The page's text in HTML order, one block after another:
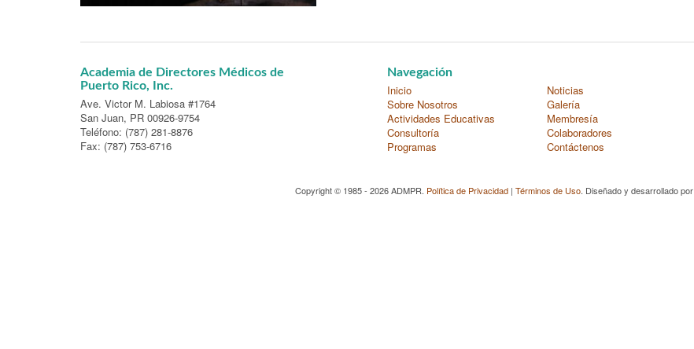
Academia de Directores Médicos de
Puerto Rico, Inc.
Ave. Victor M. Labiosa #1764
San Juan, PR 00926-9754
Teléfono: (787) 281-8876
Fax: (787) 753-6716
Navegación
Inicio
Sobre Nosotros
Actividades Educativas
Consultoría
Programas
Noticias
Galería
Membresía
Colaboradores
Contáctenos
Copyright © 1985 - 2026 ADMPR. Política de Privacidad| Términos de Uso. Diseñado y desarrollado por